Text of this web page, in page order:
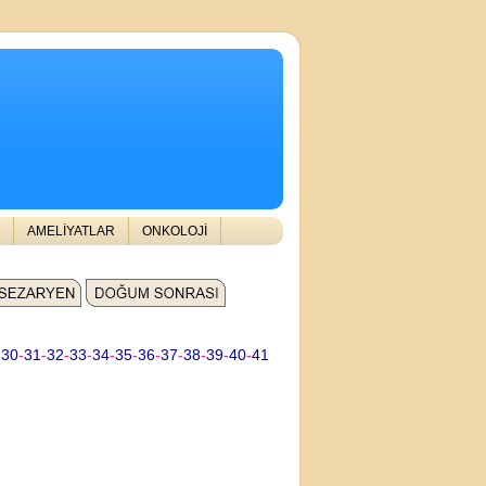
AMELİYATLAR ONKOLOJİ
30-31 -32-33-34-35-36-37-38-39-40-41